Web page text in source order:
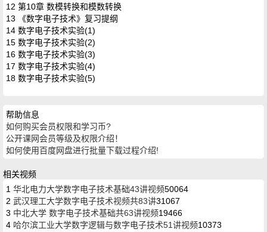
12 第10章 数模转换和模数转换
13 《数字电子技术》复习提纲
14 数字电子技术实验(1)
15 数字电子技术实验(2)
16 数字电子技术实验(3)
17 数字电子技术实验(4)
18 数字电子技术实验(5)
帮助信息
如何购买会员权限和学习币?
公开课网会员等级及权限介绍！
如何使用百度网盘进行批量下载过程介绍!
相关视频
1 华北电力大学数字电子技术基础43讲视频50064
2 武汉理工大学数字电子技术视频共83讲31067
3 中北大学 数字电子技术基础共63讲视频19466
4 哈尔滨工业大学数字逻辑与数字电子技术51讲视频10373